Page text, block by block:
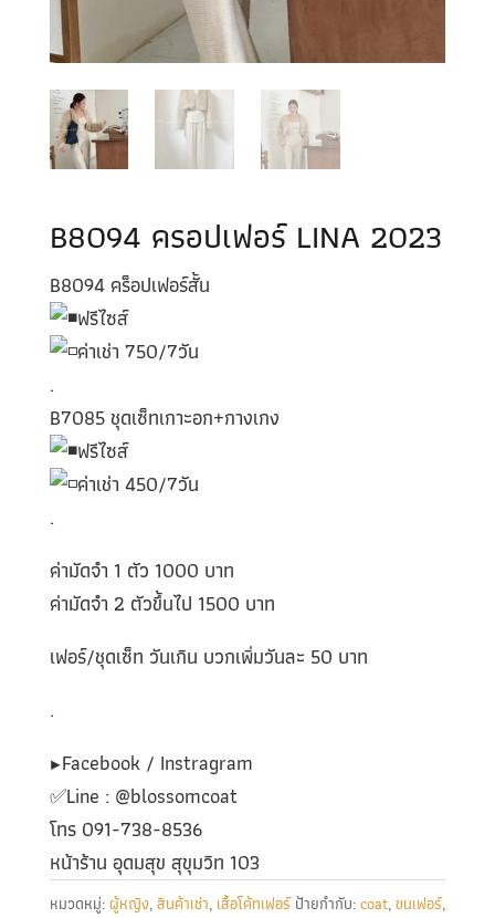
B8094 ครอปเฟอร์ LINA 2023
B8094 คร็อปเฟอร์สั้น
ฟรีไซส์
ค่าเช่า 750/7วัน
.
B7085 ชุดเซ็ทเกาะอก+กางเกง
ฟรีไซส์
ค่าเช่า 450/7วัน
.
ค่ามัดจำ 1 ตัว 1000 บาท
ค่ามัดจำ 2 ตัวขึ้นไป 1500 บาท
เฟอร์/ชุดเซ็ท วันเกิน บวกเพิ่มวันละ 50 บาท
.
▶️Facebook / Instragram
✅️Line : @blossomcoat
โทร 091-738-8536
หน้าร้าน อุดมสุข สุขุมวิท 103
หมวดหมู่:ผู้หญิง,สินค้าเช่า, เสื้อโค้ทเฟอร์ ป้ายกำกับ:coat,ขนเฟอร์,